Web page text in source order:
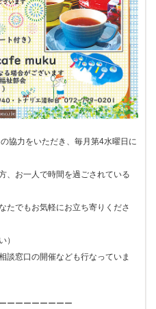
協力をいただき、毎月第4水曜日に
、お一人で時間を過ごされている
たでもお気軽にお立ち寄りくださ
）
談窓口の開催なども行なっていま
ーーーーーーーー